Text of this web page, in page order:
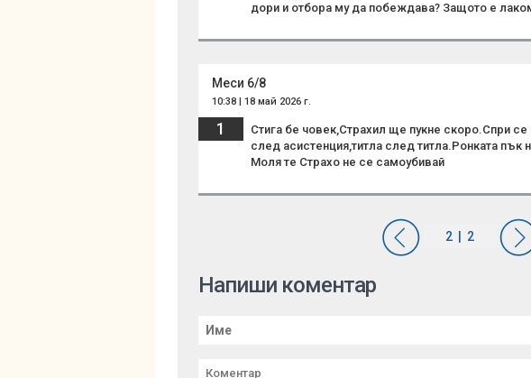
дори и отбора му да побеждава? Защото е
Меси 6/8
10:38 | 18 май 2026 г.
1
Стига бе човек,Страхил ще пукне скоро.Спри
след асистенция,титла след титла.Ронката пък
Моля те Страхо не се самоубивай
Напиши коментар